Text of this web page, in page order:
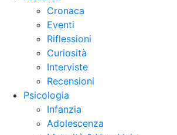
Cronaca
Eventi
Riflessioni
Curiosità
Interviste
Recensioni
Psicologia
Infanzia
Adolescenza